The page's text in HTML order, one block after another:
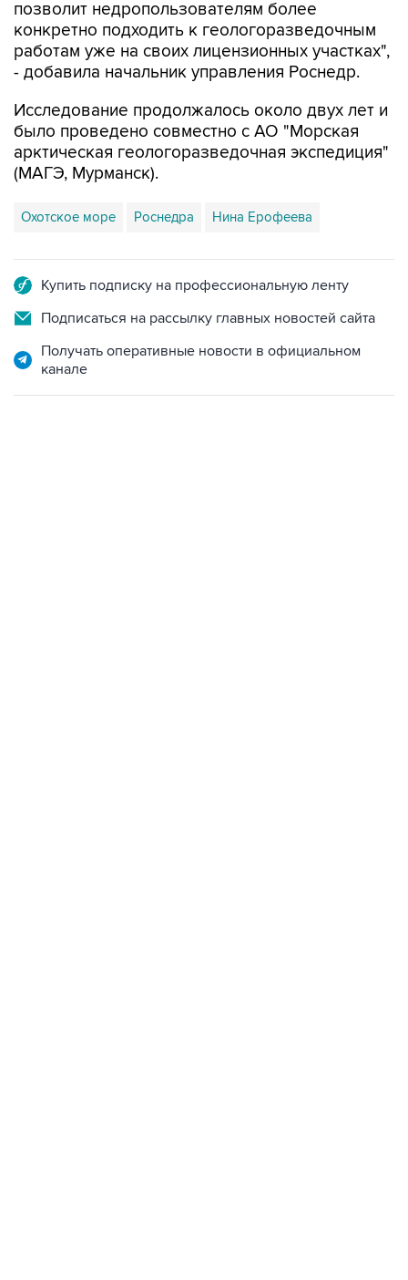
работам уже на своих лицензионных участках",
- добавила начальник управления Роснедр.
Исследование продолжалось около двух лет и
арктическая геологоразведочная экспедиция"
(МАГЭ, Мурманск).
Охотское море Роснедра
Подписаться на рассылку главных новостей сайта
Получать оперативные новости в официальном